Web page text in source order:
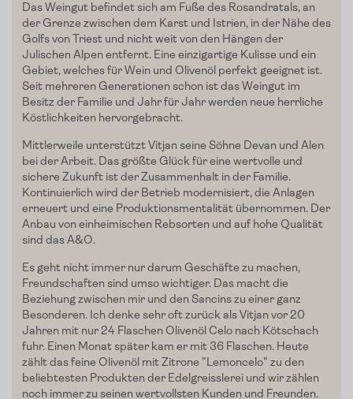
Zum Shop
Edelgreissler
Verkostungen
Slow Food
Blog
Presse
Kontakt
Login
Das Weingut befindet sich am Fuße des Rosandratals, an
der Grenze zwischen dem Karst und Istrien, in der Nähe des
Golfs von Triest und nicht weit von den Hängen der
Julischen Alpen entfernt. Eine einzigartige Kulisse und ein
Gebiet, welches für Wein und Olivenöl perfekt geeignet ist.
Seit mehreren Generationen schon ist das Weingut im
Besitz der Familie und Jahr für Jahr werden neue herrliche
Köstlichkeiten hervorgebracht.
Mittlerweile unterstützt Vitjan seine Söhne Devan und Alen
bei der Arbeit. Das größte Glück für eine wertvolle und
sichere Zukunft ist der Zusammenhalt in der Familie.
Kontinuierlich wird der Betrieb modernisiert, die Anlagen
erneuert und eine Produktionsmentalität übernommen. Der
Anbau von einheimischen Rebsorten und auf hohe Qualität
sind das A&O.
Es geht nicht immer nur darum Geschäfte zu machen,
Freundschaften sind umso wichtiger. Das macht die
Beziehung zwischen mir und den Sancins zu einer ganz
Besonderen. Ich denke sehr oft zurück als Vitjan vor 20
Jahren mit nur 24 Flaschen Olivenöl Celo nach Kötschach
fuhr. Einen Monat später kam er mit 36 Flaschen. Heute
zählt das feine Olivenöl mit Zitrone "Lemoncelo" zu den
beliebtesten Produkten der Edelgreisslerei und wir zählen
noch immer zu seinen wertvollsten Kunden und Freunden.